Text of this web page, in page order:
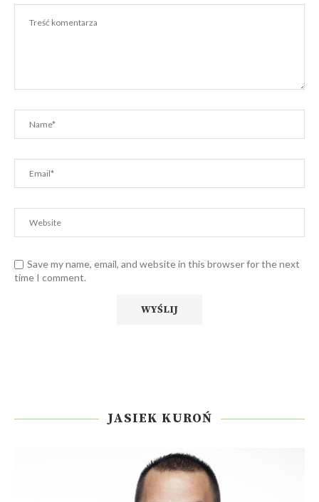
Save my name, email, and website in this browser for the next
time I comment.
JASIEK KUROŃ